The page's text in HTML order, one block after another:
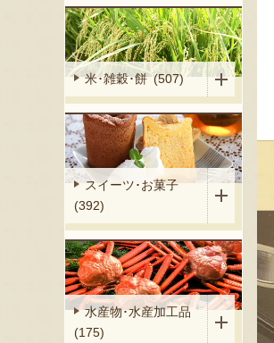
米･雑穀･餅 (507)
スイーツ･お菓子
(392)
水産物･水産加工品
(175)